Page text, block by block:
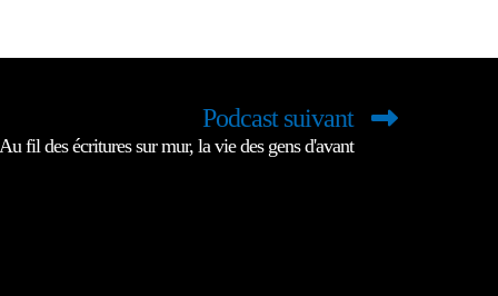
Podcast suivant
Au fil des écritures sur mur, la vie des gens d'avant